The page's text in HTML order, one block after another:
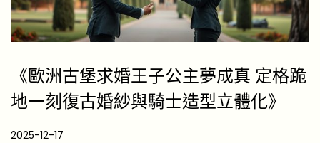
《歐洲古堡求婚王子公主夢成真 定格跪
地一刻復古婚紗與騎士造型立體化》
P
2025-12-17